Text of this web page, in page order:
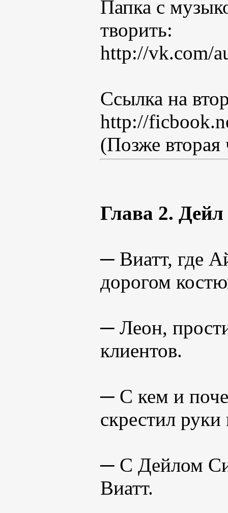
Папка с
творить:
http://vk.com/
Ссылка на
http://
(Позже вторая
Глава 2.
─ Виатт, где
дорогом
─ Леон,
клиентов.
─ С кем и
скрестил
─ С Дейлом
Виатт.